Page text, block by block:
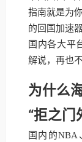
指南就是为
的回国加速
国内各大平
解说，再也
为什么
“拒之门
国内的